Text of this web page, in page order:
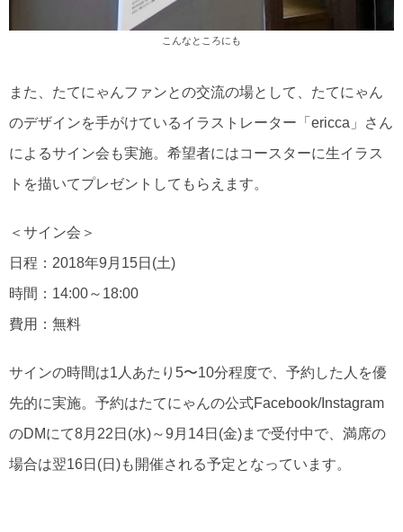
こんなところにも
また、たてにゃんファンとの交流の場として、たてにゃん
のデザインを手がけているイラストレーター「ericca」さん
によるサイン会も実施。希望者にはコースターに生イラス
トを描いてプレゼントしてもらえます。
＜サイン会＞
日程：2018年9月15日(土)
時間：14:00～18:00
費用：無料
サインの時間は1人あたり5〜10分程度で、予約した人を優
先的に実施。予約はたてにゃんの公式Facebook/Instagram
のDMにて8月22日(水)～9月14日(金)まで受付中で、満席の
場合は翌16日(日)も開催される予定となっています。